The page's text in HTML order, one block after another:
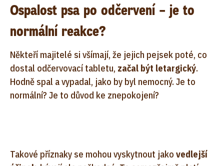
Ospalost psa po odčervení – je to
normální reakce?
Někteří majitelé si všímají, že jejich pejsek poté, co
dostal odčervovací tabletu, začal být letargický.
Hodně spal a vypadal, jako by byl nemocný. Je to
normální? Je to důvod ke znepokojení?
Takové příznaky se mohou vyskytnout jako vedlejší